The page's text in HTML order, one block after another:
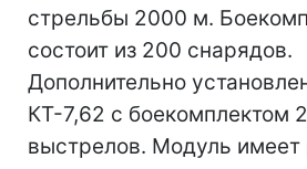
стрельбы 2000 м.
состоит из 200 снарядов.
Дополнительно
КТ-7,62 с боекомплектом
выстрелов. Модуль имеет